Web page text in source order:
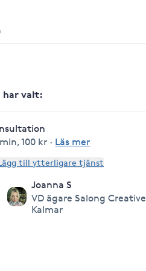
har valt:
,100 kr · Läs mer
till ytterligare tjänst
Joanna S
VD ägare Salong Creative
Kalmar